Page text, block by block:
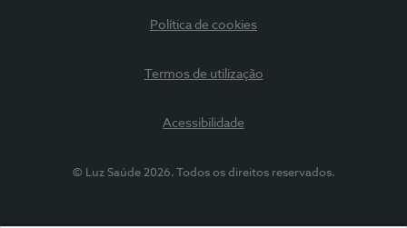
Política de cookies
Termos de utilização
Acessibilidade
© Luz Saúde 2026. Todos os direitos reservados.